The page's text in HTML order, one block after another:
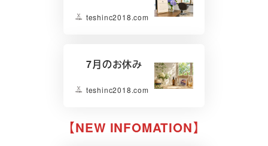
teshinc2018.com
7月のお休み
teshinc2018.com
【NEW INFOMATION】